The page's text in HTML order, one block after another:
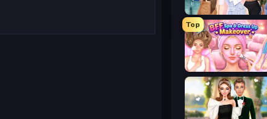
Fashion Week 2025
Top